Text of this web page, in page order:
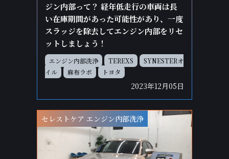
ジン内部って？ 経年低走行の車両は長
い在庫期間があった可能性があり、一度
スラッジを除去してエンジン内部をリセ
ットしましょう！
エンジン内部洗浄 TEREXS
SYNESTERオ
イル
麻布ラボ トヨタ
2023年12月05日
セレストケア エンジン内部洗浄